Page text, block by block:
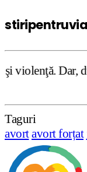
după cum
Taguri
avortavort forțat